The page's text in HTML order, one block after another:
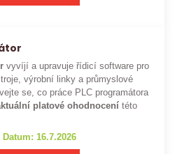
vyvíjí a upravuje řídicí software pro
výrobní linky a průmyslové
se, co práce PLC programátora
platové ohodnocení této
Datum: 16.7.2026